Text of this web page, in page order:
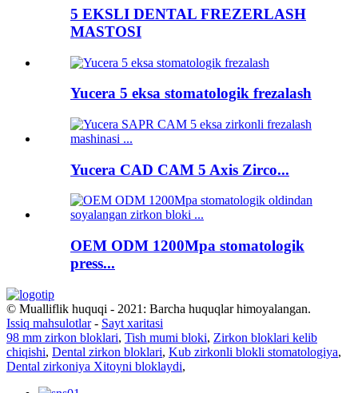
5 EKSLI DENTAL FREZERLASH
MASTOSI
Yucera 5 eksa stomatologik frezalash
Yucera CAD CAM 5 Axis Zirco...
OEM ODM 1200Mpa stomatologik
press...
© Mualliflik huquqi - 2021: Barcha huquqlar himoyalangan.
Issiq mahsulotlar- Sayt xaritasi
98 mm zirkon bloklari, Tish mumi bloki, Zirkon bloklari kelib
chiqishi, Dental zirkon bloklari, Kub zirkonli blokli stomatologiya,
Dental zirkoniya Xitoyni bloklaydi,